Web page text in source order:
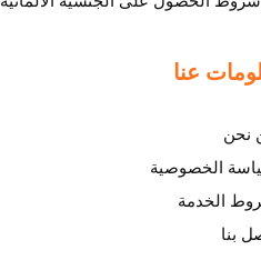
عنا
نحن
الخصوصية
الخدمة
بنا